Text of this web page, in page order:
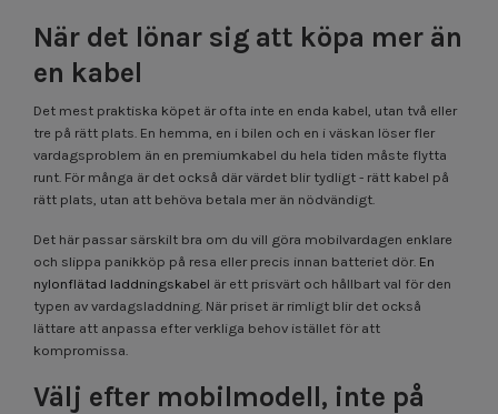
När det lönar sig att köpa mer än
en kabel
Det mest praktiska köpet är ofta inte en enda kabel, utan två eller
tre på rätt plats. En hemma, en i bilen och en i väskan löser fler
vardagsproblem än en premiumkabel du hela tiden måste flytta
runt. För många är det också där värdet blir tydligt - rätt kabel på
rätt plats, utan att behöva betala mer än nödvändigt.
Det här passar särskilt bra om du vill göra mobilvardagen enklare
och slippa panikköp på resa eller precis innan batteriet dör. En
nylonflätad laddningskabel är ett prisvärt och hållbart val för den
typen av vardagsladdning. När priset är rimligt blir det också
lättare att anpassa efter verkliga behov istället för att
kompromissa.
Välj efter mobilmodell, inte på